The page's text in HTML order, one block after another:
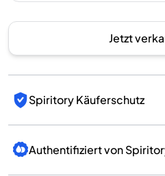
Jetzt
Spiritory Käuferschutz
Authentifiziert von